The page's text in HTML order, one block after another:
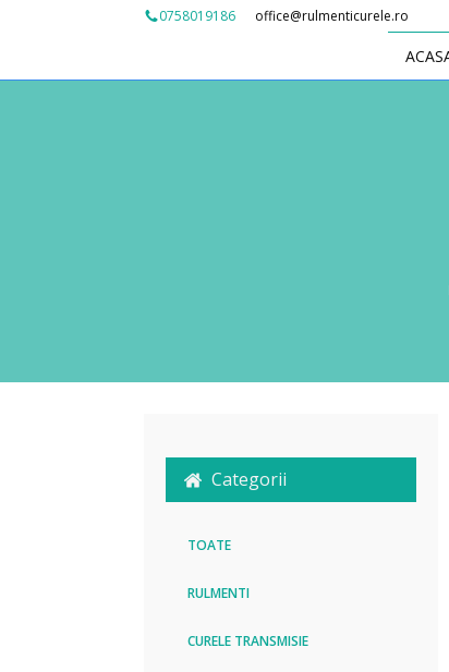
0758019186 office@rulmenticurele.ro
Categorii
TOATE
RULMENTI
CURELE TRANSMISIE